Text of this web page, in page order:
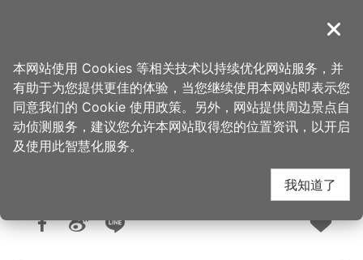
導覽
首页 > 想去的地方 > 住宿 > 旅馆与民宿
云顶．观云雅筑
人气：4689
关闭
本网站使用 Cookies 等相关技术以持续优化网站服务，并
有助于为您提供更佳的体验，当您继续使用本网站即表示您
同意我们的 Cookie 使用政策。另外，网站提供周边景点自
动侦测服务，建议您允许本网站取得您的位置资讯，以开启
及使用此智慧化服务。
我知道了